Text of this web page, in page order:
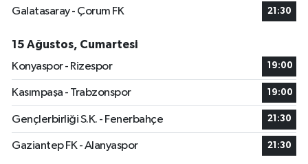
Galatasaray - Çorum FK
21:30
15 Ağustos, Cumartesi
Konyaspor - Rizespor
19:00
Kasımpaşa - Trabzonspor 19:00
Gençlerbirliği S.K. - Fenerbahçe 21:30
Gaziantep FK - Alanyaspor 21:30